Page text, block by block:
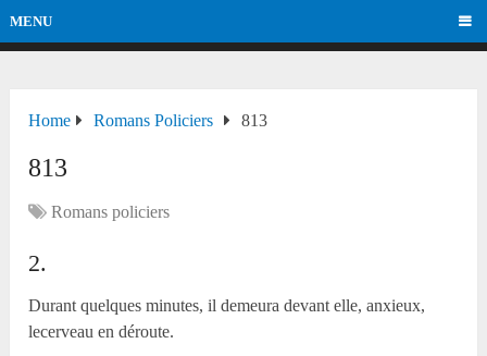
MENU
Home Romans Policiers 813
813
Romans policiers
2.
Durant quelques minutes, il demeura devant elle, anxieux,
lecerveau en déroute.